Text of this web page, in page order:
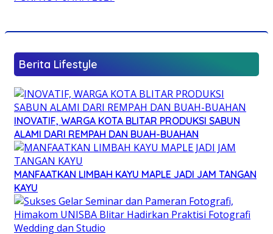
Berita Lifestyle
INOVATIF, WARGA KOTA BLITAR PRODUKSI SABUN
ALAMI DARI REMPAH DAN BUAH-BUAHAN
MANFAATKAN LIMBAH KAYU MAPLE JADI JAM TANGAN
KAYU